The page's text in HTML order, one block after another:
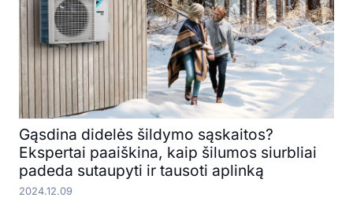
Gąsdina didelės šildymo sąskaitos?
Ekspertai paaiškina, kaip šilumos siurbliai
padeda sutaupyti ir tausoti aplinką
2024.12.09